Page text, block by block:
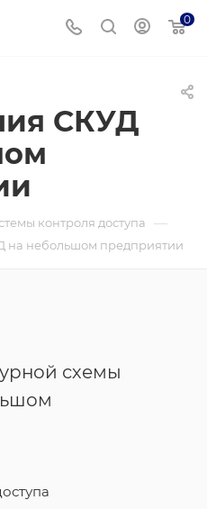
0
СКУД
контроля доступа —
на небольшом предприятии
схемы